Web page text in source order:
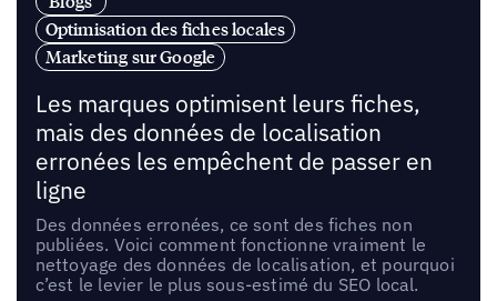
Optimisation des fiches locales
Marketing sur Google
Les marques optimisent leurs fiches,
mais des données de localisation
erronées les empêchent de passer en
ligne
Des données erronées, ce sont des fiches non
publiées. Voici comment fonctionne vraiment le
nettoyage des données de localisation, et pourquoi
c’est le levier le plus sous-estimé du SEO local.